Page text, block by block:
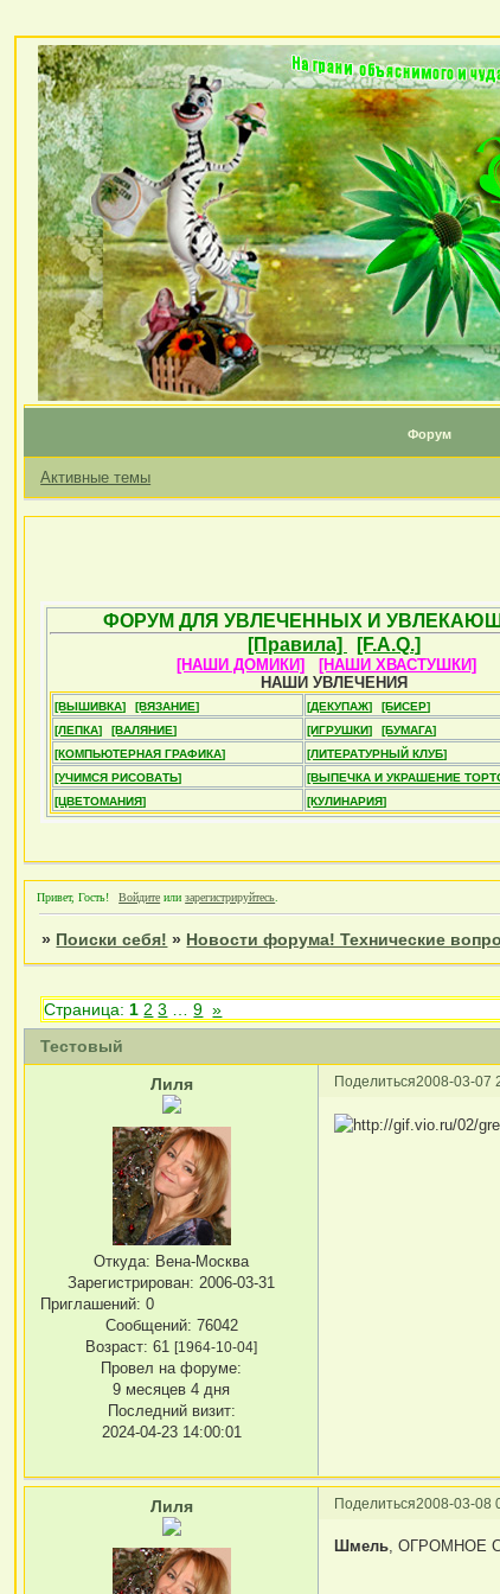
Форум
Активные темы
ФОРУМ ДЛЯ УВЛЕЧЕННЫХ И
[Правила]
[F.A.Q.]
[НАШИ ДОМИКИ]
[НАШИ ХВАСТУШКИ]
НАШИ УВЛЕЧЕНИЯ
[ВЫШИВКА] [ВЯЗАНИЕ] [ДЕКУПАЖ]
[БИСЕР]
[ЛЕПКА]
[ВАЛЯНИЕ] [ИГРУШКИ]
[БУМАГА]
[КОМПЬЮТЕРНАЯ ГРАФИКА]
[ЛИТЕРАТУРНЫЙ КЛУБ]
[УЧИМСЯ РИСОВАТЬ]
[ВЫПЕЧКА И УКРАШЕНИЕ
[ЦВЕТОМАНИЯ]
[КУЛИНАРИЯ]
Привет, Гость! Войдите илизарегистрируйтесь
» Поиски себя! » Новости форума! Технические
Тестовый
Страница: 1 2 3 9 »
Поделиться2008-03-07
Лиля
Откуда: Вена-Москва
Зарегистрирован: 2006-03-31
Приглашений: 0
Сообщений: 76042
Возраст: 61[1964-10-04]
Провел на форуме:
9 месяцев 4 дня
Последний визит:
2024-04-23 14:00:01
Поделиться2008-03-08
Лиля
Шмель , ОГРОМНОЕ